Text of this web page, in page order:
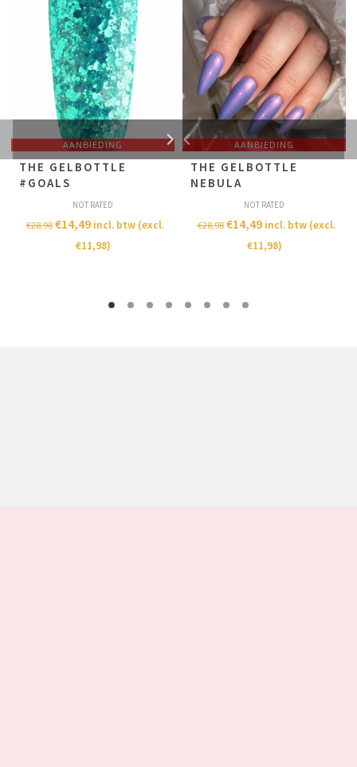
AANBIEDING
THE GELBOTTLE
#GOALS
NOT RATED
€28,98 €14,49 incl. btw (excl.
€11,98)
AANBIEDING
THE GELBOTTLE
NEBULA
NOT RATED
€28,98 €14,49 incl. btw (excl.
€11,98)